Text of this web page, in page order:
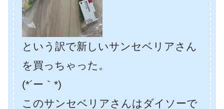
という訳で新しいサンセベリアさん
を買っちゃった。
(*´ー｀*)
このサンセベリアさんはダイソーで